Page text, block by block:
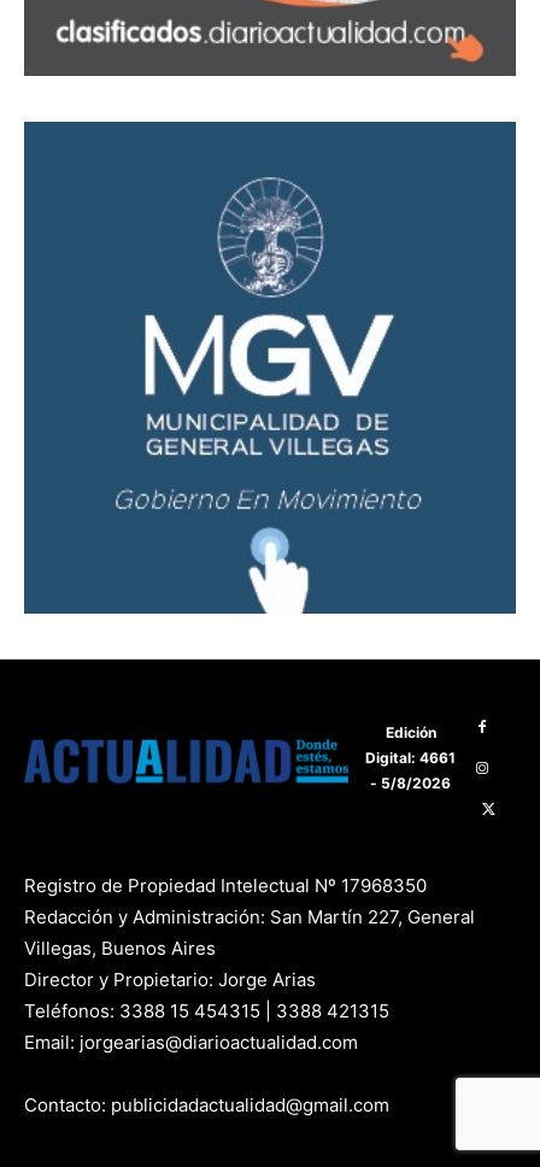
Edición
Digital: 4661
- 5/8/2026
Registro de Propiedad Intelectual Nº 17968350
Redacción y Administración: San Martín 227, General
Villegas, Buenos Aires
Director y Propietario: Jorge Arias
Teléfonos: 3388 15 454315 | 3388 421315
Email: jorgearias@diarioactualidad.com
Contacto: publicidadactualidad@gmail.com